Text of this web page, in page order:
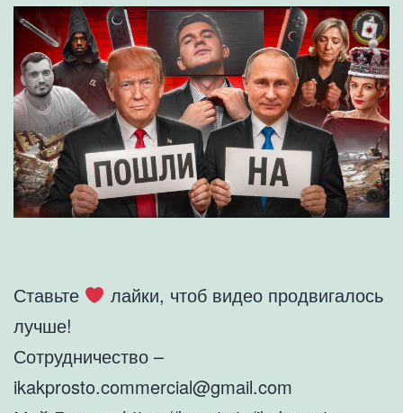
Ставьте
лайки, чтоб видео продвигалось
лучше!
Сотрудничество –
ikakprosto.commercial@gmail.com